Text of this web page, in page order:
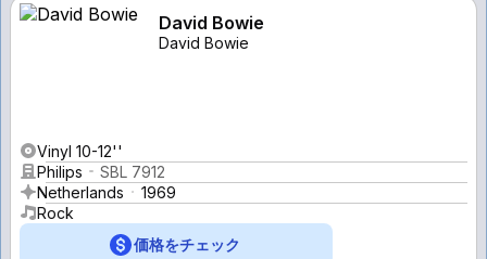
David Bowie
David Bowie
Vinyl 10-12''
Philips
SBL 7912
Netherlands
1969
Rock
価格をチェック